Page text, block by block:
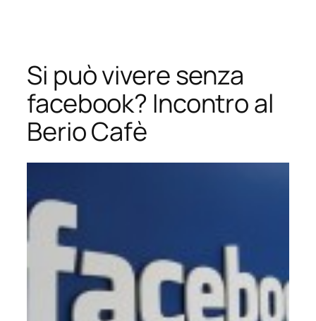
contenuto
Si può vivere senza
facebook? Incontro al
Berio Cafè